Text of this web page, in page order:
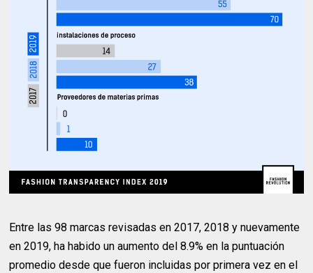
Entre las 98 marcas revisadas en 2017, 2018 y nuevamente
en 2019, ha habido un aumento del 8.9% en la puntuación
promedio desde que fueron incluidas por primera vez en el